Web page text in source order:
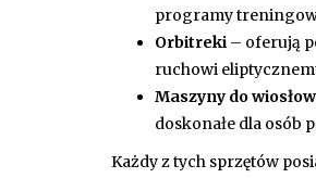
programy
Orbitreki – oferują
ruchowi
Maszyny do
doskonałe dla osób
Każdy z tych sprzętów